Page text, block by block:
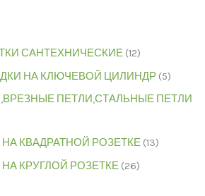
САНТЕХНИЧЕСКИЕ 12
НА КЛЮЧЕВОЙ ЦИЛИНДР 5
ПЕТЛИ,СТАЛЬНЫЕ ПЕТЛИ
НА КВАДРАТНОЙ РОЗЕТКЕ 13
НА КРУГЛОЙ РОЗЕТКЕ 26